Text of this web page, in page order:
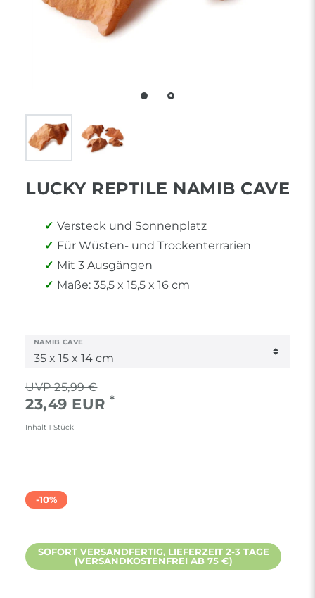
LUCKY REPTILE NAMIB CAVE
Versteck und Sonnenplatz
Für Wüsten- und Trockenterrarien
Mit 3 Ausgängen
Maße: 35,5 x 15,5 x 16 cm
NAMIB CAVE
25,99 €
23,49 EUR *
Inhalt 1 Stück
-10%
SOFORT VERSANDFERTIG, LIEFERZEIT 2-3 TAGE
(VERSANDKOSTENFREI AB 75 €)